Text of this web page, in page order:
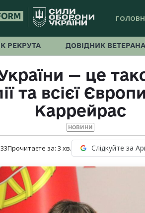
РЕКРУТА ДОВІДНИК ВЕТЕРАНА
— це
та всієї
Каррейрас
НОВИНИ
Прочитаєте за: 3 хв. Слідкуйте за